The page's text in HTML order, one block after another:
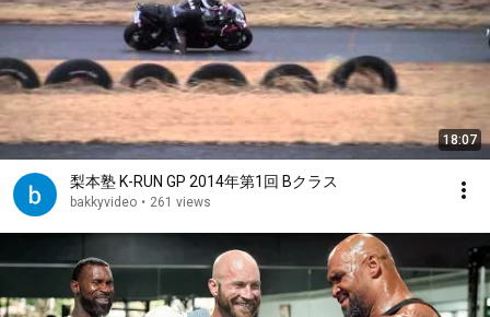
18:07
梨本塾 K-RUN GP 2014年第1回 Bクラス
bakkyvideo • 261 views